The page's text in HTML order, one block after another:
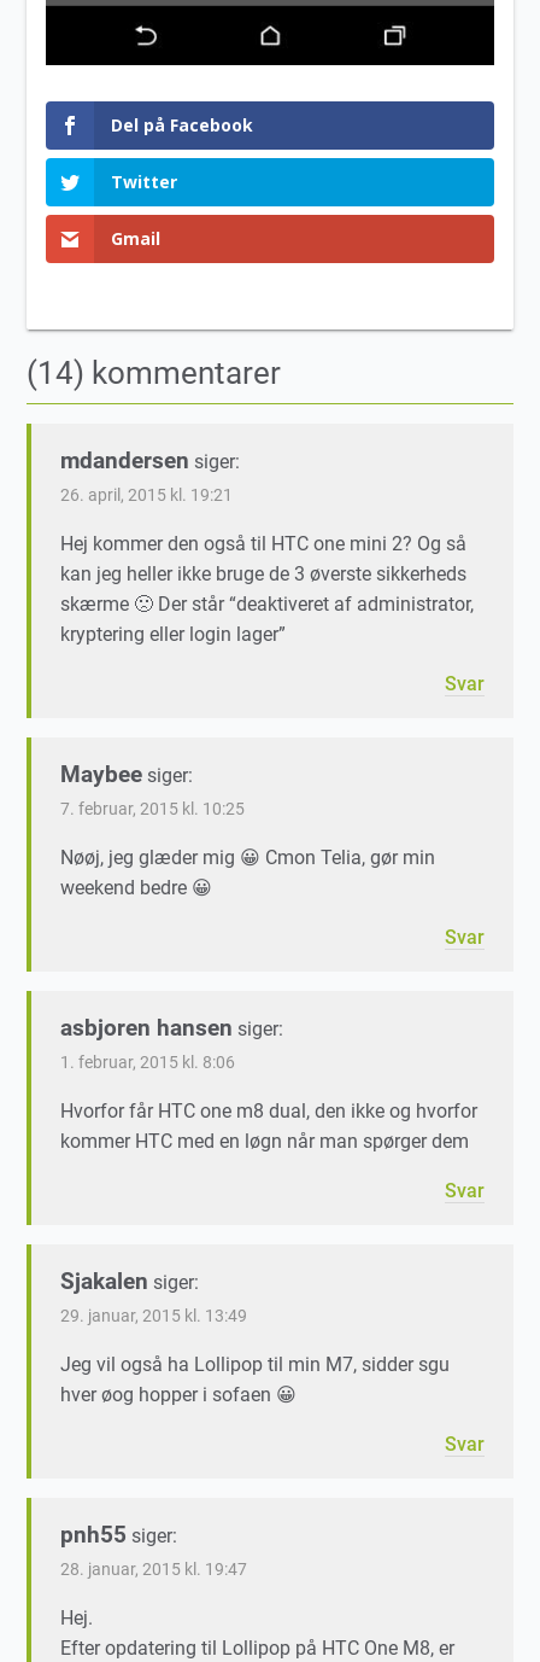
Del på Facebook
Twitter
Gmail
(14) kommentarer
mdandersen siger:
26. april, 2015 kl. 19:21
Hej kommer den også til HTC one mini 2? Og så
kan jeg heller ikke bruge de 3 øverste sikkerheds
skærme 🙁 Der står “deaktiveret af administrator,
kryptering eller login lager”
Svar
Maybee siger:
7. februar, 2015 kl. 10:25
Nøøj, jeg glæder mig 😀 Cmon Telia, gør min
weekend bedre 😀
Svar
asbjoren hansen siger:
1. februar, 2015 kl. 8:06
Hvorfor får HTC one m8 dual, den ikke og hvorfor
kommer HTC med en løgn når man spørger dem
Svar
Sjakalen siger:
29. januar, 2015 kl. 13:49
Jeg vil også ha Lollipop til min M7, sidder sgu
hver øog hopper i sofaen 😀
Svar
pnh55 siger:
28. januar, 2015 kl. 19:47
Hej.
Efter opdatering til Lollipop på HTC One M8, er